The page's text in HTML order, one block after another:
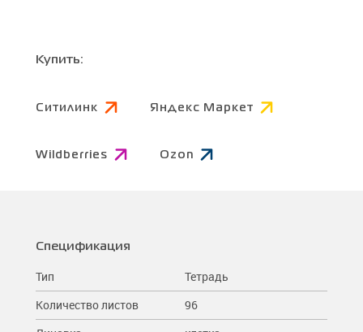
Купить:
Ситилинк Яндекс Маркет
Wildberries Ozon
Спецификация
Тип
Тетрадь
Количество листов
96